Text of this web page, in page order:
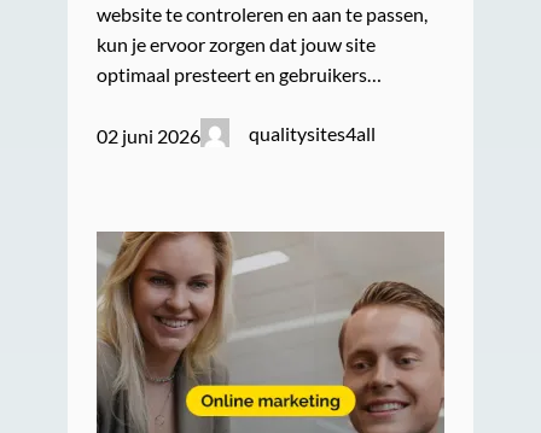
website te controleren en aan te passen,
kun je ervoor zorgen dat jouw site
optimaal presteert en gebruikers…
02 juni 2026 qualitysites4all